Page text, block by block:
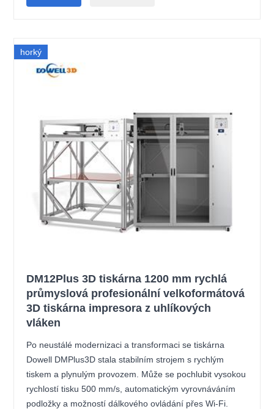
horký
DM12Plus 3D tiskárna 1200 mm rychlá
průmyslová profesionální velkoformátová
3D tiskárna impresora z uhlíkových
vláken
Po neustálé modernizaci a transformaci se tiskárna
Dowell DMPlus3D stala stabilním strojem s rychlým
tiskem a plynulým provozem. Může se pochlubit vysokou
rychlostí tisku 500 mm/s, automatickým vyrovnáváním
podložky a možností dálkového ovládání přes Wi-Fi.